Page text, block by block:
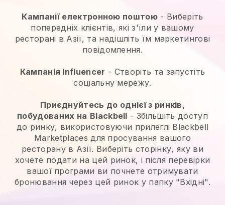
Кампанії електронною поштою - Виберіть
попередніх клієнтів, які з'їли у вашому
ресторані в Азії, та надішліть їм маркетингові
повідомлення.
Кампанія Influencer - Створіть та запустіть
соціальну мережу.
Приєднуйтесь до однієї з ринків,
побудованих на Blackbell - Збільшіть доступ
до ринку, використовуючи прилеглі Blackbell
Marketplaces для просування вашого
ресторану в Азії. Виберіть сторінку, яку ви
хочете подати на цей ринок, і після перевірки
вашої програми ви почнете отримувати
бронювання через цей ринок у папку "Вхідні".